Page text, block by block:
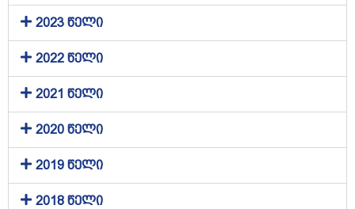
2023 წელი
2022 წელი
2021 წელი
2020 წელი
2019 წელი
2018 წელი